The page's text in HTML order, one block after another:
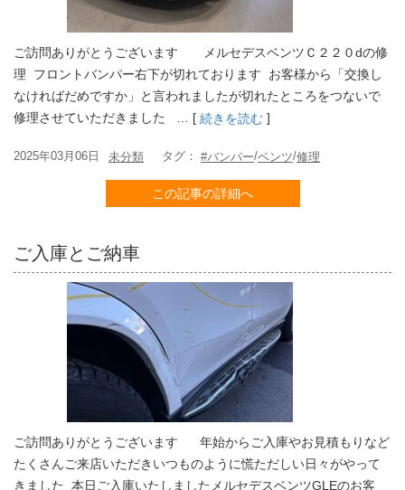
ご訪問ありがとうございます メルセデスベンツＣ２２０dの修
理 フロントバンパー右下が切れております お客様から「交換し
なければだめですか」と言われましたが切れたところをつないで
修理させていただきました … [ 続きを読む ]
2025年03月06日 未分類 タグ： #バンパー/ベンツ/修理
この記事の詳細へ
ご入庫とご納車
ご訪問ありがとうございます 年始からご入庫やお見積もりなど
たくさんご来店いただきいつものように慌ただしい日々がやって
きました 本日ご入庫いたしましたメルセデスベンツGLEのお客